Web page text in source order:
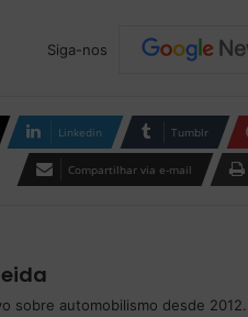
Siga-nos
Linkedin Tumblr
Compartilhar via e-mail
sobre automobilismo desde